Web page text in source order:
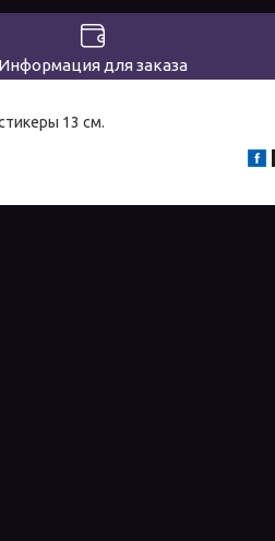
Информация для заказа
13 см.